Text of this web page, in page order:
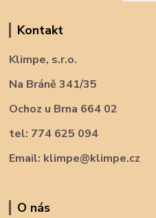
Kontakt
Klimpe, s.r.o.
Na Bráně 341/35
Ochoz u Brna 664 02
tel: 774 625 094
Email: klimpe@klimpe.cz
O nás